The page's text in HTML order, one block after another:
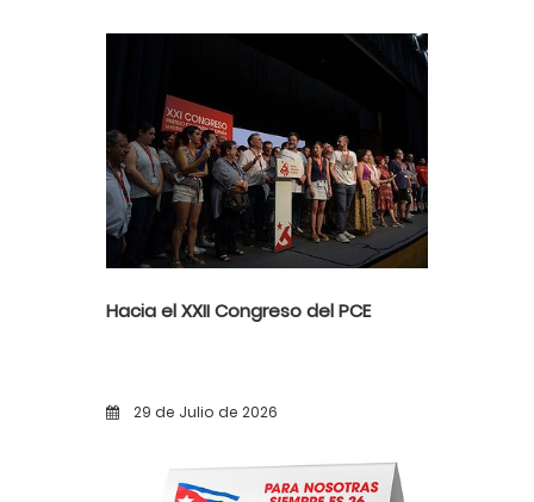
Hacia el XXII Congreso del PCE
29 de Julio de 2026